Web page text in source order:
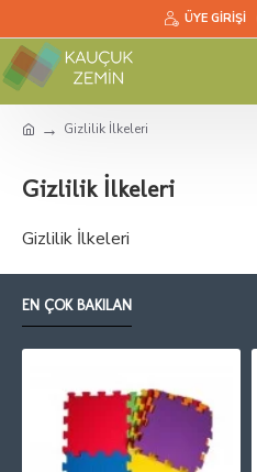
ÜYE GIRIŞI
Gizlilik İlkeleri
Gizlilik İlkeleri
Gizlilik İlkeleri
EN ÇOK BAKILAN